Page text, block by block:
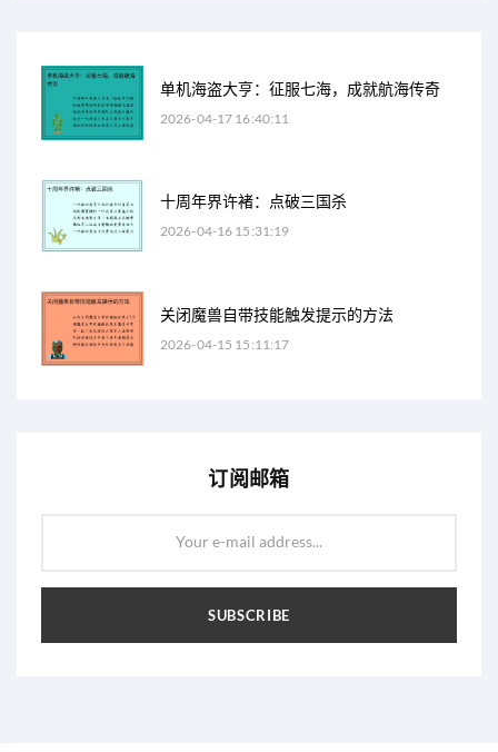
单机海盗大亨：征服七海，成就航海传奇
2026-04-17 16:40:11
十周年界许褚：点破三国杀
2026-04-16 15:31:19
关闭魔兽自带技能触发提示的方法
2026-04-15 15:11:17
订阅邮箱
Your e-mail address...
SUBSCRIBE